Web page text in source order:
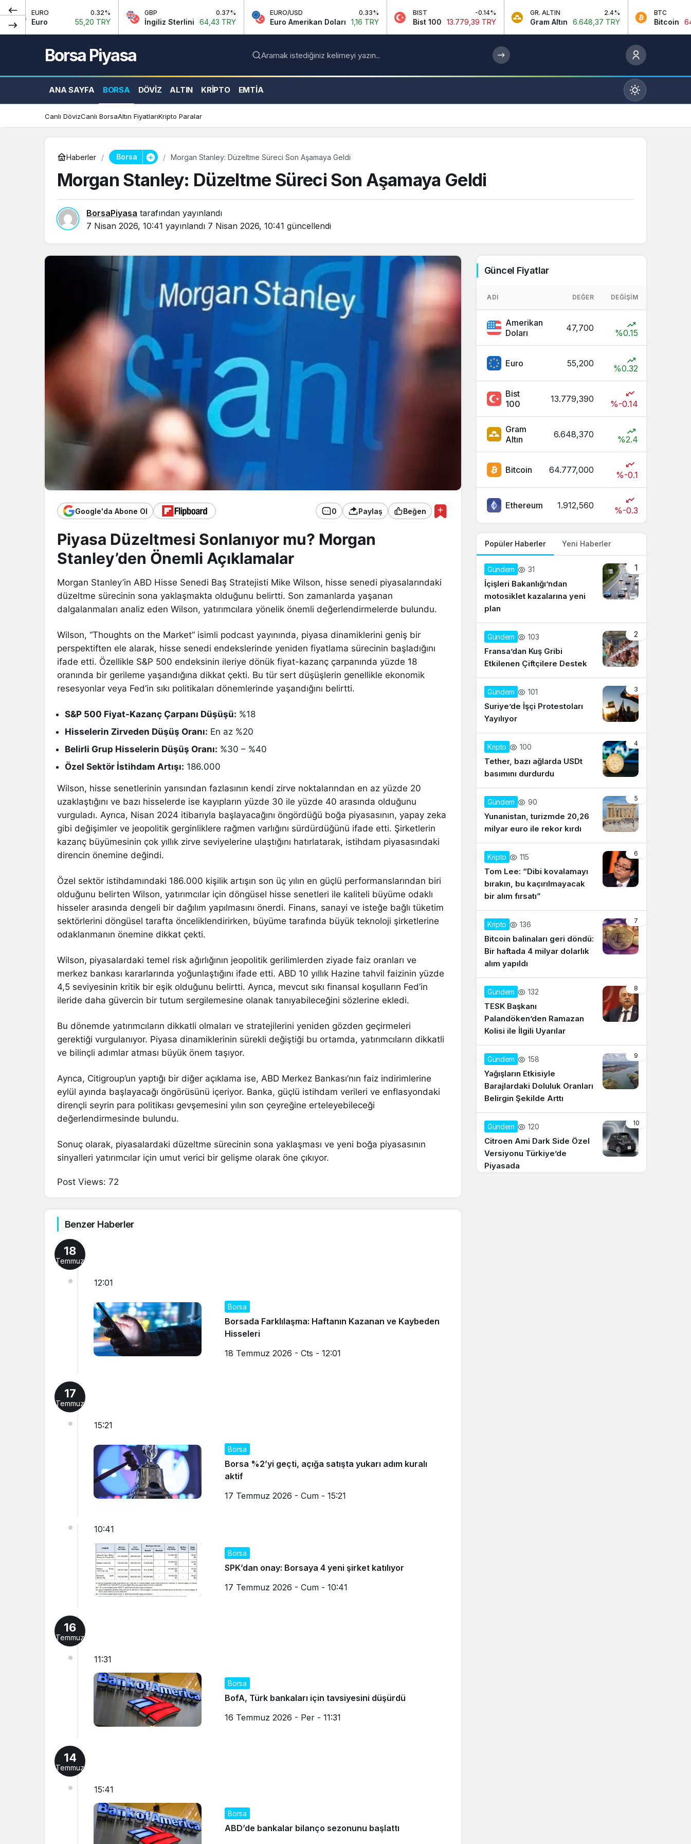
0.32%
55,20 TRY
GBP
İngiliz Sterlini 64,43 TRY
EURO/USD
Euro Amerikan Doları 1,16 TRY
BIST
Bist 100 13.779,39 TRY
GR. ALTIN
Gram Altın 6.648,37 TRY
BTC
Bitcoin 64.777,00
Borsa Piyasa Aramak istediğiniz kelimeyi yazın..
ANA SAYFA BORSA DÖVIZ ALTIN KRIPTO EMTIA
Mod
değiştir
Sistem modunu seçin.
Canlı DövizCanlı BorsaAltın FiyatlarıKripto Paralar
Haberler Borsa Morgan Stanley: Düzeltme Süreci Son Aşamaya Geldi
Morgan Stanley: Düzeltme Süreci Son Aşamaya Geldi
BorsaPiyasa tarafından yayınlandı
7 Nisan 2026, 10:41 yayınlandı 7 Nisan 2026, 10:41 güncellendi
Google'da Abone Ol 0 Paylaş Beğen
Piyasa Düzeltmesi Sonlanıyor mu? Morgan
Stanley’den Önemli Açıklamalar
Morgan Stanley’in ABD Hisse Senedi Baş Stratejisti Mike Wilson, hisse senedi piyasalarındaki
düzeltme sürecinin sona yaklaşmakta olduğunu belirtti. Son zamanlarda yaşanan
dalgalanmaları analiz eden Wilson, yatırımcılara yönelik önemli değerlendirmelerde bulundu.
Wilson, “Thoughts on the Market” isimli podcast yayınında, piyasa dinamiklerini geniş bir
perspektiften ele alarak, hisse senedi endekslerinde yeniden fiyatlama sürecinin başladığını
ifade etti. Özellikle S&P 500 endeksinin ileriye dönük fiyat-kazanç çarpanında yüzde 18
oranında bir gerileme yaşandığına dikkat çekti. Bu tür sert düşüşlerin genellikle ekonomik
resesyonlar veya Fed’in sıkı politikaları dönemlerinde yaşandığını belirtti.
S&P 500 Fiyat-Kazanç Çarpanı Düşüşü: %18
Hisselerin Zirveden Düşüş Oranı: En az %20
Belirli Grup Hisselerin Düşüş Oranı: %30 – %40
Özel Sektör İstihdam Artışı: 186.000
Wilson, hisse senetlerinin yarısından fazlasının kendi zirve noktalarından en az yüzde 20
uzaklaştığını ve bazı hisselerde ise kayıpların yüzde 30 ile yüzde 40 arasında olduğunu
vurguladı. Ayrıca, Nisan 2024 itibarıyla başlayacağını öngördüğü boğa piyasasının, yapay zeka
gibi değişimler ve jeopolitik gerginliklere rağmen varlığını sürdürdüğünü ifade etti. Şirketlerin
kazanç büyümesinin çok yıllık zirve seviyelerine ulaştığını hatırlatarak, istihdam piyasasındaki
direncin önemine değindi.
Özel sektör istihdamındaki 186.000 kişilik artışın son üç yılın en güçlü performanslarından biri
olduğunu belirten Wilson, yatırımcılar için döngüsel hisse senetleri ile kaliteli büyüme odaklı
hisseler arasında dengeli bir dağılım yapılmasını önerdi. Finans, sanayi ve isteğe bağlı tüketim
sektörlerini döngüsel tarafta önceliklendirirken, büyüme tarafında büyük teknoloji şirketlerine
odaklanmanın önemine dikkat çekti.
Wilson, piyasalardaki temel risk ağırlığının jeopolitik gerilimlerden ziyade faiz oranları ve
merkez bankası kararlarında yoğunlaştığını ifade etti. ABD 10 yıllık Hazine tahvil faizinin yüzde
4,5 seviyesinin kritik bir eşik olduğunu belirtti. Ayrıca, mevcut sıkı finansal koşulların Fed’in
ileride daha güvercin bir tutum sergilemesine olanak tanıyabileceğini sözlerine ekledi.
Bu dönemde yatırımcıların dikkatli olmaları ve stratejilerini yeniden gözden geçirmeleri
gerektiği vurgulanıyor. Piyasa dinamiklerinin sürekli değiştiği bu ortamda, yatırımcıların dikkatli
ve bilinçli adımlar atması büyük önem taşıyor.
Ayrıca, Citigroup’un yaptığı bir diğer açıklama ise, ABD Merkez Bankası’nın faiz indirimlerine
eylül ayında başlayacağı öngörüsünü içeriyor. Banka, güçlü istihdam verileri ve enflasyondaki
dirençli seyrin para politikası gevşemesini yılın son çeyreğine erteleyebileceği
değerlendirmesinde bulundu.
Sonuç olarak, piyasalardaki düzeltme sürecinin sona yaklaşması ve yeni boğa piyasasının
sinyalleri yatırımcılar için umut verici bir gelişme olarak öne çıkıyor.
Post Views: 72
Benzer Haberler
18
Temmuz
12:01
Borsa
Borsada Farklılaşma: Haftanın Kazanan ve Kaybeden
Hisseleri
18 Temmuz 2026 - Cts - 12:01
17
Temmuz
15:21
Borsa
Borsa %2’yi geçti, açığa satışta yukarı adım kuralı
aktif
17 Temmuz 2026 - Cum - 15:21
10:41
Borsa
SPK’dan onay: Borsaya 4 yeni şirket katılıyor
17 Temmuz 2026 - Cum - 10:41
16
Temmuz
11:31
Borsa
BofA, Türk bankaları için tavsiyesini düşürdü
16 Temmuz 2026 - Per - 11:31
14
Temmuz
15:41
Borsa
ABD’de bankalar bilanço sezonunu başlattı
Güncel Fiyatlar
ADI DEĞER DEĞIŞIM
Amerikan
Doları
47,700 %0.15
Euro 55,200 %0.32
Bist
100
13.779,390 %-0.14
Gram
Altın
6.648,370 %2.4
Bitcoin 64.777,000 %-0.1
Ethereum 1.912,560 %-0.3
Popüler Haberler Yeni Haberler
1
Gündem 31
İçişleri Bakanlığı’ndan
motosiklet kazalarına yeni
plan
2
Gündem 103
Fransa’dan Kuş Gribi
Etkilenen Çiftçilere Destek
3
Gündem 101
Suriye’de İşçi Protestoları
Yayılıyor
4
Kripto 100
Tether, bazı ağlarda USDt
basımını durdurdu
5
Gündem 90
Yunanistan, turizmde 20,26
milyar euro ile rekor kırdı
6
Kripto 115
Tom Lee: “Dibi kovalamayı
bırakın, bu kaçırılmayacak
bir alım fırsatı”
7
Kripto 136
Bitcoin balinaları geri döndü:
Bir haftada 4 milyar dolarlık
alım yapıldı
8
Gündem 132
TESK Başkanı
Palandöken’den Ramazan
Kolisi ile İlgili Uyarılar
9
Gündem 158
Yağışların Etkisiyle
Barajlardaki Doluluk Oranları
Belirgin Şekilde Arttı
10
Gündem 120
Citroen Ami Dark Side Özel
Versiyonu Türkiye’de
Piyasada